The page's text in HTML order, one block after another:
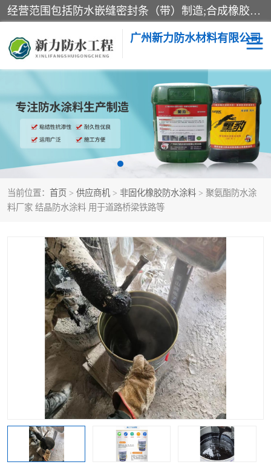
经营范围包括防水嵌缝密封条（带）制造;合成橡胶制造（监控化学品、危险化学品除外）;沥青混合物制造;防水胶粘带制造;其他合成材料制造（监控化学品、危险化学品除外）;涂料制造（监控化学品、危险化学品除外）;建筑结构防水补漏;防水建筑材料制造;粘合剂制造（监控化学品、危险化学品除外）;涂料零售;广州新力防水材料有限公司具有1处分支机构。
广州新力防水材料有限公司
当前位置： 首页 > 供应商机 > 非固化橡胶防水涂料 > 聚氨酯防水涂
料厂家 结晶防水涂料 用于道路桥梁铁路等
黑豹防水胶 建筑108胶水
乳化沥青防水涂料 自粘卷材
非固化橡胶防水涂料